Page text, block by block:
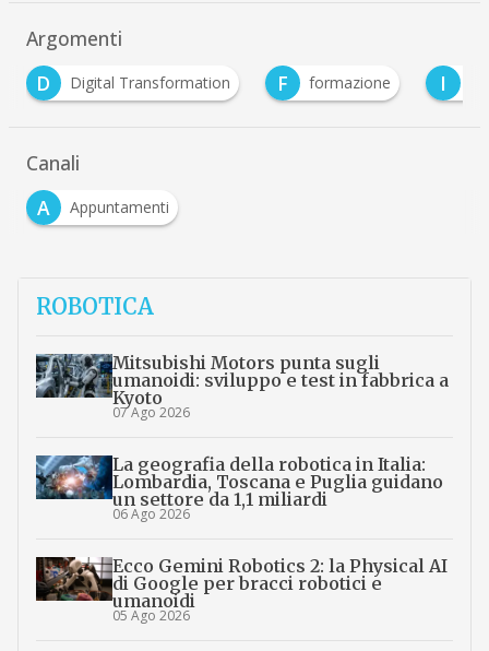
Argomenti
F formazione I incentivi I industria 4.0
Canali
A
Appuntamenti
ROBOTICA
Mitsubishi Motors punta sugli
umanoidi: sviluppo e test in fabbrica a
Kyoto
07 Ago 2026
La geografia della robotica in Italia:
Lombardia, Toscana e Puglia guidano
un settore da 1,1 miliardi
06 Ago 2026
Ecco Gemini Robotics 2: la Physical AI
di Google per bracci robotici e
umanoidi
05 Ago 2026